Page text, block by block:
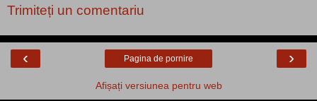
Trimiteți un comentariu
‹ ›
Pagina de pornire
Afișați versiunea pentru web